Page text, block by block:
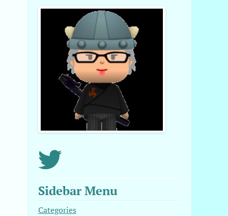
Sidebar Menu
Categories